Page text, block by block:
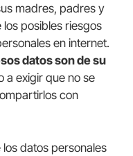
madres, padres y
posibles riesgos
en internet.
datos son de su
a exigir que no se
con
datos personales